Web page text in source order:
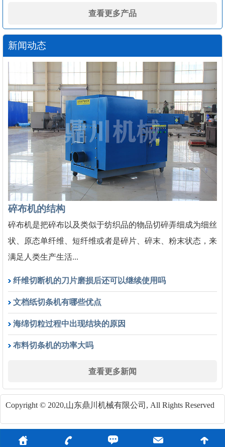
查看更多产品
新闻动态
碎布机的结构
碎布机是把碎布以及类似于纺织品的物品切碎弄细成为细丝
状、原态单纤维、短纤维或者是碎片、碎末、粉末状态，来
满足人类生产生活...
纤维切断机的刀片磨损后还可以继续使用吗
文档纸切条机有哪些优点
海绵切粒过程中出现结块的原因
布料切条机的功率大吗
查看更多新闻
Copyright © 2020,山东鼎川机械有限公司, All Rights Reserved